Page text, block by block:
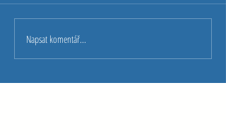
Napsat komentář...